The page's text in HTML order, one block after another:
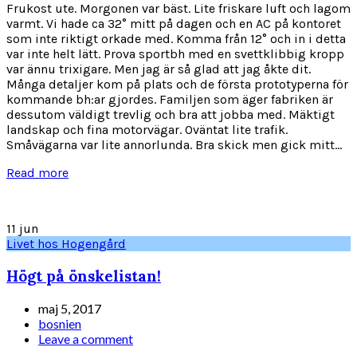
Frukost ute. Morgonen var bäst. Lite friskare luft och lagom
varmt. Vi hade ca 32° mitt på dagen och en AC på kontoret
som inte riktigt orkade med. Komma från 12° och in i detta
var inte helt lätt. Prova sportbh med en svettklibbig kropp
var ännu trixigare. Men jag är så glad att jag åkte dit.
Många detaljer kom på plats och de första prototyperna för
kommande bh:ar gjordes. Familjen som äger fabriken är
dessutom väldigt trevlig och bra att jobba med. Mäktigt
landskap och fina motorvägar. Oväntat lite trafik.
Småvägarna var lite annorlunda. Bra skick men gick mitt...
Read more
11 jun
Livet hos Hogengård
Högt på önskelistan!
maj 5, 2017
bosnien
Leave a comment